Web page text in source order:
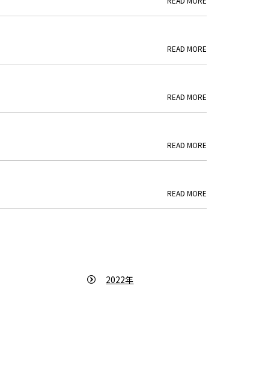
READ MORE
READ MORE
READ MORE
READ MORE
2022年